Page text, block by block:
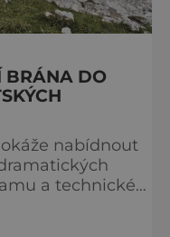
BRÁNA DO
nabídnout
a technické
vstupní